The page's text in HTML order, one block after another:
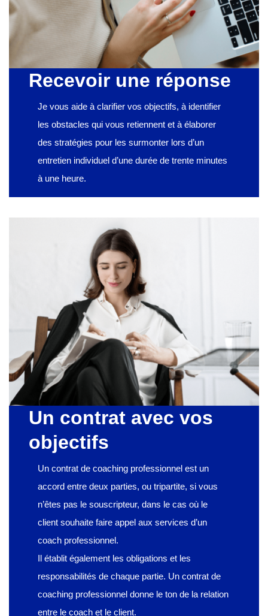
Recevoir une réponse
Je vous aide à clarifier vos objectifs, à identifier
les obstacles qui vous retiennent et à élaborer
des stratégies pour les surmonter lors d’un
entretien individuel d’une durée de trente minutes
à une heure.
Un contrat avec vos
objectifs
Un contrat de coaching professionnel est un
accord entre deux parties, ou tripartite, si vous
n’êtes pas le souscripteur, dans le cas où le
client souhaite faire appel aux services d’un
coach professionnel.
Il établit également les obligations et les
responsabilités de chaque partie. Un contrat de
coaching professionnel donne le ton de la relation
entre le coach et le client.